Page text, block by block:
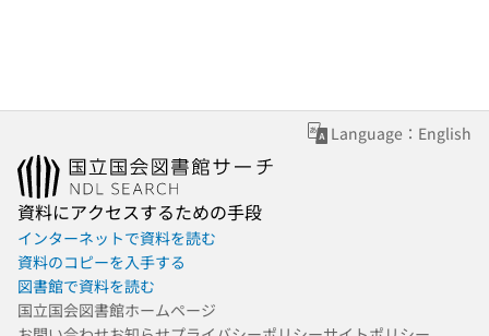
Language：English
資料にアクセスするための手段
インターネットで資料を読む
資料のコピーを入手する
図書館で資料を読む
国立国会図書館ホームページ